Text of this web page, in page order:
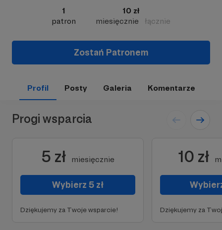
1
patron
10 zł
miesięcznie
łącznie
Zostań Patronem
Profil Posty Galeria Komentarze
Progi wsparcia
5 zł miesięcznie
Wybierz 5 zł
Dziękujemy za Twoje wsparcie!
10 zł
Dziękujemy za